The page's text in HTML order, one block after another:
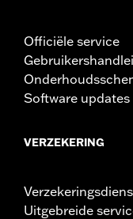
Officiële service
Software updates
VERZEKERING
Uitgebreide